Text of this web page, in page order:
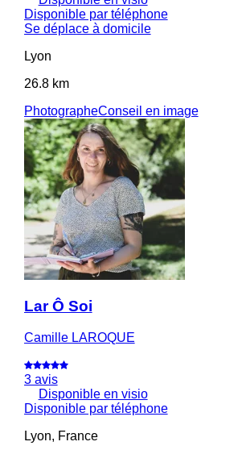
Disponible par téléphone
Se déplace à domicile
Lyon
26.8 km
PhotographeConseil en image
Lar Ô Soi
Camille LAROQUE
3 avis
Disponible en visio
Disponible par téléphone
Lyon, France